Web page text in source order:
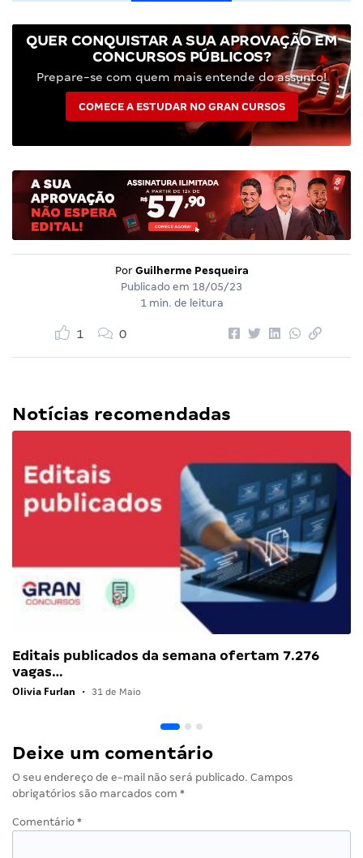
QUER CONQUISTAR A SUA APROVAÇÃO EM
CONCURSOS PÚBLICOS?
Prepare-se com quem mais entende do assunto!
COMECE A ESTUDAR NO GRAN CURSOS
Por Guilherme Pesqueira
Publicado em 18/05/23
1 min. de leitura
1 0
Notícias recomendadas
Editais publicados da semana ofertam 7.276
vagas…
Olivia Furlan • 31 de Maio
Deixe um comentário
O seu endereço de e-mail não será publicado. Campos
obrigatórios são marcados com *
Comentário *